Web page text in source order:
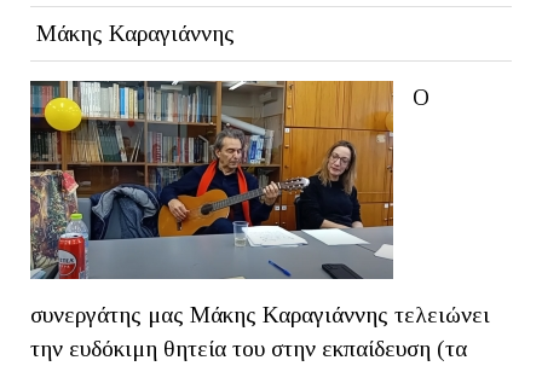
Μάκης Καραγιάννης
Ο
συνεργάτης μας Μάκης Καραγιάννης τελειώνει
την ευδόκιμη θητεία του στην εκπαίδευση (τα